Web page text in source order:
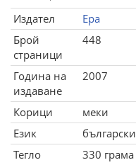
Издател
Ера
Брой
страници
448
Година на
издаване
2007
Корици
меки
Език
български
Тегло
330 грама